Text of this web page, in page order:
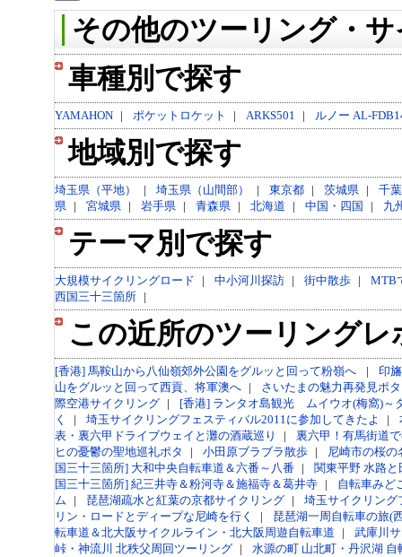
その他のツーリング・
車種別で探す
YAMAHON | ポケットロケット | ARKS501 | ルノー AL-
地域別で探す
埼玉県（平地） | 埼玉県（山間部） | 東京都 | 茨城県 |
千
県 | 宮城県 | 岩手県 | 青森県 | 北海道 | 中国・四国 | 九
テーマ別で探す
大規模サイクリングロード | 中小河川探訪 | 街中散歩 |
MTB
西国三十三箇所 |
この近所のツーリング
[香港] 馬鞍山から八仙嶺郊外公園をグルッと回って粉嶺へ |
印
山をグルッと回って西貢、将軍澳へ |
さいたまの魅力再発見ポ
際空港サイクリング |
[香港] ランタオ島観光 ムイウオ(梅窩)～
く
| 埼玉サイクリングフェスティバル2011に参加してきたよ |
表・裏六甲ドライブウェイと灘の酒蔵巡り
|
裏六甲！有馬街道
ヒの憂鬱の聖地巡礼ポタ
| 小田原ブラブラ散歩 |
尼崎市の桜の
国三十三箇所] 大和中央自転車道＆六番～八番
|
関東平野 水路
国三十三箇所] 紀三井寺＆粉河寺＆施福寺＆葛井寺 |
自転車みど
ム
| 琵琶湖疏水と紅葉の京都サイクリング |
埼玉サイクリング
リン・ロードとディープな尼崎を行く
|
琵琶湖一周自転車の旅(
転車道＆北大阪サイクルライン・北大阪周遊自転車道
|
武庫川
峠・神流川 北秩父周回ツーリング |
水源の町 山北町・丹沢湖 自